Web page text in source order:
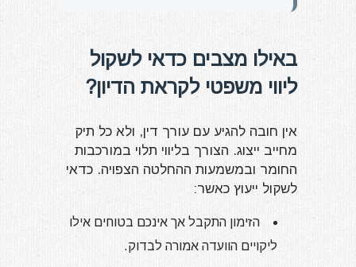
באילו מצבים כדאי לשקול
ליווי משפטי לקראת הדיון?
אין חובה להגיע עם עורך דין, ולא כל תיק
מחייב ייצוג. הצורך בליווי תלוי במורכבות
החומר ובמשמעות ההחלטה הצפויה. כדאי
לשקול ייעוץ כאשר:
הזימון התקבל אך אינכם בטוחים אילו
ליקויים הוועדה אמורה לבדוק.